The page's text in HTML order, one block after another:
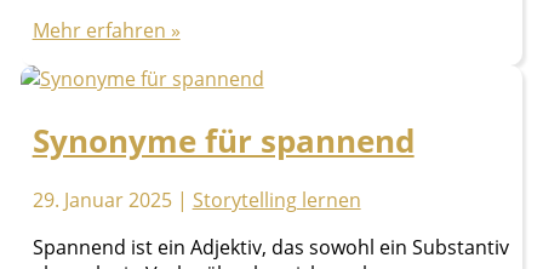
Synonyme
wollen
Mehr erfahren »
Synonyme für spannend
29. Januar 2025 | Storytelling lernen
Spannend ist ein Adjektiv, das sowohl ein Substantiv